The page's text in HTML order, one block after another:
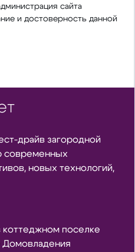
сайта
и достоверность данной
драйв загородной
современных
новых технологий,
поселке
Домовладения